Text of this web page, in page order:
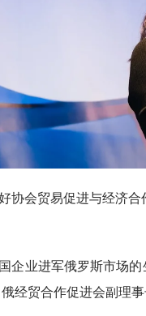
协会贸易促进与经济
企业进军俄罗斯市场
经贸合作促进会副理